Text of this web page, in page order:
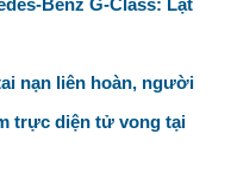
Benz G-Class: Lật
nạn liên hoàn, người
trực diện tử vong tại